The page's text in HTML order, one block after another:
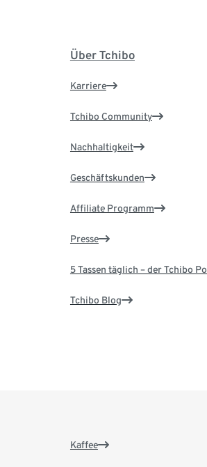
Über Tchibo
Karriere
Tchibo Community
Nachhaltigkeit
Geschäftskunden
Affiliate Programm
Presse
5 Tassen täglich – der Tchibo
Tchibo Blog
Kaffee